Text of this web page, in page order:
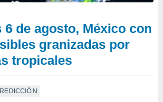
6 de agosto, México con
granizadas por
tropicales